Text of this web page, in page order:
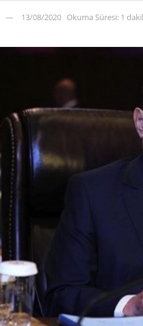
13/08/2020 Okuma Süresi: 1